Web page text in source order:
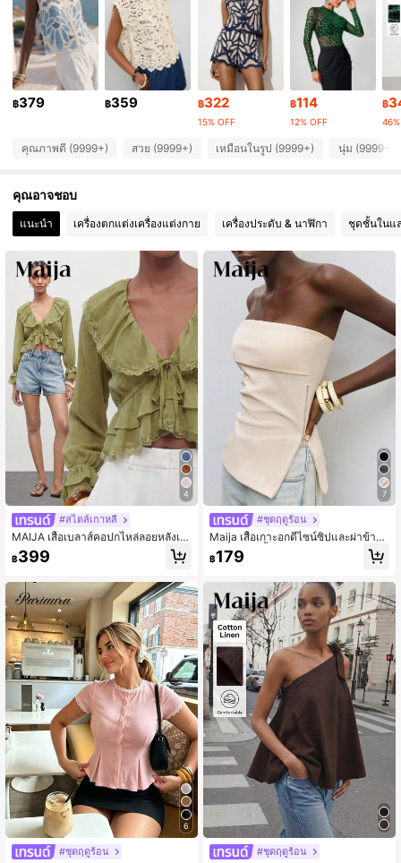
4.87 2.7M ผู้ติดตาม
2.7M ผู้ติดตาม
4.87 2.7M ผู้ติดตาม
฿379 ฿359 ฿322
15% OFF
฿114
12% OFF
฿
คุณภาพดี (9999+) สวย (9999+) เหมือนในรูป (9999+) นุ่ม (9999+)
คุณอาจชอบ
แนะนำ เครื่องตกแต่งเครื่องแต่งกาย เครื่องประดับ & นาฬิกา ชุดชั้นในแ
4
#สไตล์เกาหลี
MAIJA เสื้อเบลาส์คอปกไหล่ลอยหลังเว้
าชายหาด
฿399
6
#ชุดฤดูร้อน
7
#ชุดฤดูร้อน
Maija เสื้อเกาะอกดีไซน์ซิปและผ่าข้าง
สำหรับปาร์ตี้วันเซนต์แพทริก อีสเตอร์ วั
นหยุด เที่ยวทะเล ฤดูร้อน ออกไปข้างนอ
฿179
#ชุดฤดูร้อน